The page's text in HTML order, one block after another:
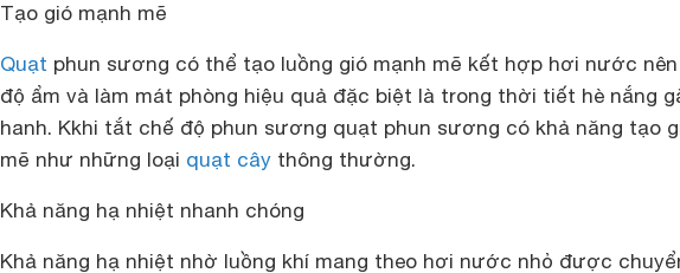
Tạo gió mạnh mẽ
Quạt phun sương có thể tạo luồng gió mạnh mẽ kết hợp hơi nước
độ ẩm và làm mát phòng hiệu quả đặc biệt là trong thời tiết hè nắng
hanh. Kkhi tắt chế độ phun sương quạt phun sương có khả năng tạo
mẽ như những loại quạt cây thông thường.
Khả năng hạ nhiệt nhanh chóng
Khả năng hạ nhiệt nhờ luồng khí mang theo hơi nước nhỏ được